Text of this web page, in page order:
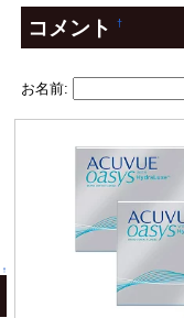
↑
コメント†
お名前: